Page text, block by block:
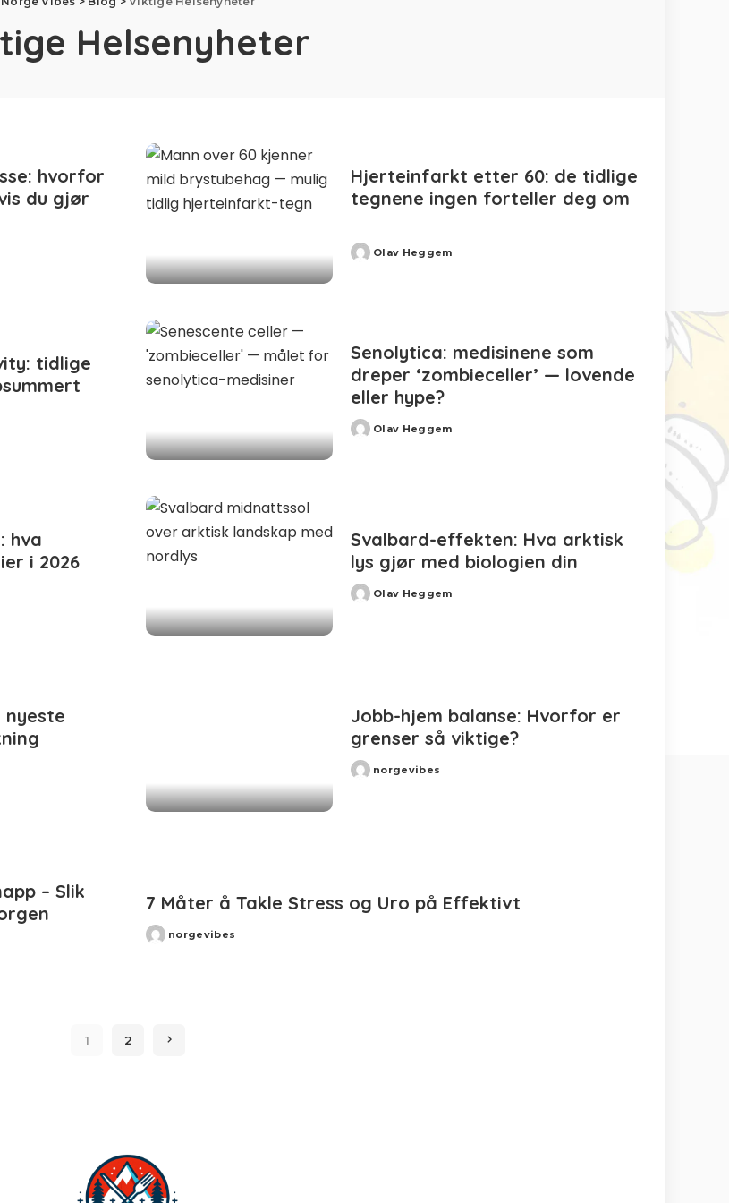
Helsenyheter
hvorfor
du gjør
Hjerteinfarkt etter 60: de tidlige
tegnene ingen forteller deg om
Posted
Olav Heggem
tidlige
Senolytica: medisinene som
dreper ‘zombieceller’ — lovende
eller hype?
Posted
Olav Heggem
hva
i 2026
Svalbard-effekten: Hva arktisk
lys gjør med biologien din
Posted
Olav Heggem
nyeste
Jobb-hjem balanse: Hvorfor er
grenser så viktige?
Posted
norgevibes
– Slik
7 Måter å Takle Stress og Uro på Effektivt
Posted
norgevibes
1 2